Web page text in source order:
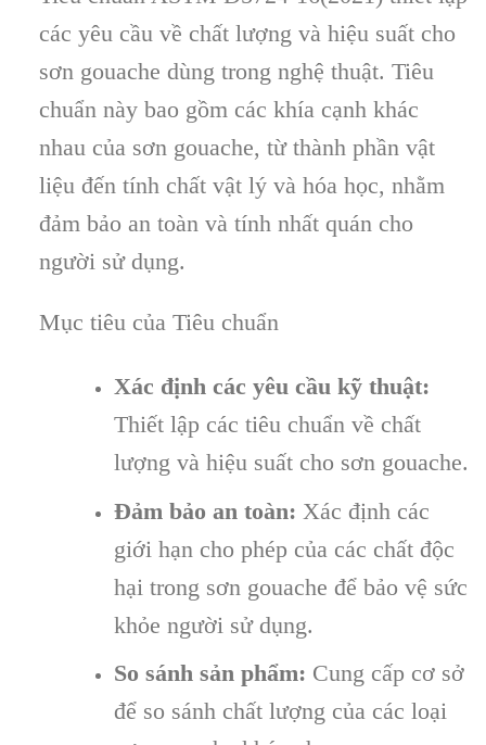
các yêu cầu về chất lượng và hiệu suất cho
sơn gouache dùng trong nghệ thuật. Tiêu
chuẩn này bao gồm các khía cạnh khác
nhau của sơn gouache, từ thành phần vật
liệu đến tính chất vật lý và hóa học, nhằm
đảm bảo an toàn và tính nhất quán cho
người sử dụng.
Mục tiêu của Tiêu chuẩn
Xác định các yêu cầu kỹ thuật:
Thiết lập các tiêu chuẩn về chất
lượng và hiệu suất cho sơn gouache.
Đảm bảo an toàn: Xác định các
giới hạn cho phép của các chất độc
hại trong sơn gouache để bảo vệ sức
khỏe người sử dụng.
So sánh sản phẩm: Cung cấp cơ sở
để so sánh chất lượng của các loại